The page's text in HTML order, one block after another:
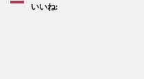
いいね: